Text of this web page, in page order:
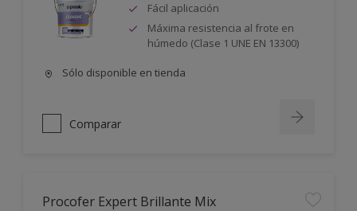
Fácil aplicación
Máxima resistencia al frote en
húmedo (Clase 1 UNE EN 13300)
Sólo disponible en tienda
Comparar
Procofer Expert Brillante Mix